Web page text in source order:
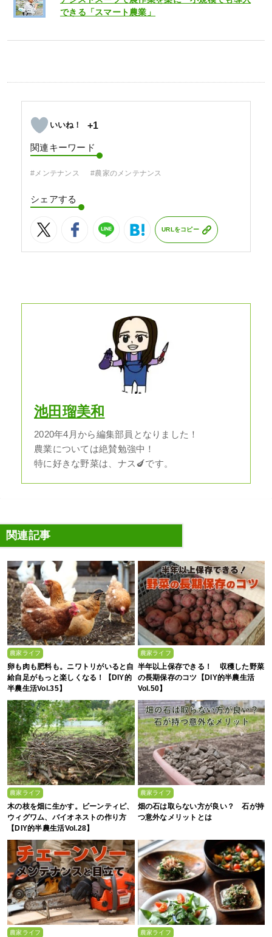
できる「スマート農業」
+1
関連キーワード
#メンテナンス #農家のメンテナンス
シェアする
URLをコピー
池田瑠美和
2020年4月から編集部員となりました！
農業については絶賛勉強中！
特に好きな野菜は、ナス🍆です。
関連記事
農家ライフ
卵も肉も肥料も。ニワトリがいると自
給自足がもっと楽しくなる！【DIY的
半農生活Vol.35】
農家ライフ
半年以上保存できる！ 収穫した野菜
の長期保存のコツ【DIY的半農生活
Vol.50】
農家ライフ
木の枝を畑に生かす。ビーンティピ、
ウィグワム、バイオネストの作り方
【DIY的半農生活Vol.28】
農家ライフ
畑の石は取らない方が良い？ 石が持
つ意外なメリットとは
農家ライフ 農家ライフ